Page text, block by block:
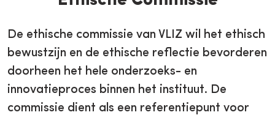
De ethische commissie van VLIZ wil het ethisch
bewustzijn en de ethische reflectie bevorderen
doorheen het hele onderzoeks- en
innovatieproces binnen het instituut. De
commissie dient als een referentiepunt voor